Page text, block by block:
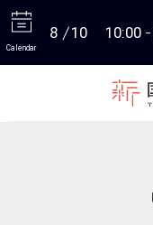
Calendar
8 10 10:00